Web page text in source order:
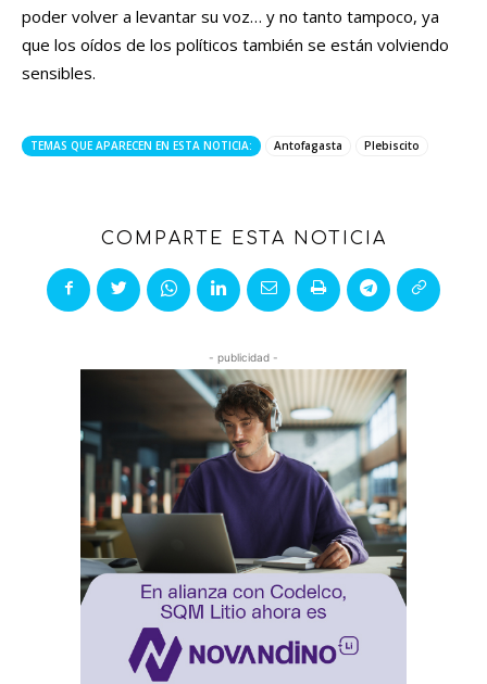
poder volver a levantar su voz… y no tanto tampoco, ya
que los oídos de los políticos también se están volviendo
sensibles.
TEMAS QUE APARECEN EN ESTA NOTICIA: Antofagasta Plebiscito
COMPARTE ESTA NOTICIA
- publicidad -